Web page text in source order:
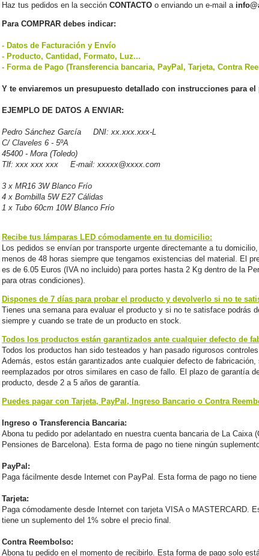
Haz tus pedidos en la sección CONTACTO o enviando un e-mail a
Para COMPRAR debes indicar:
- Datos de Facturación y Envío
- Producto, Cantidad, Formato, Luz...
- Forma de Pago (Transferencia bancaria, PayPal, Tarjeta, Contra
Y te enviaremos un presupuesto detallado con instrucciones para el
EJEMPLO DE DATOS A ENVIAR:
Pedro Sánchez García DNI: xx.xxx.xxx-L
C/ Claveles 6 - 5ºA
45400 - Mora (Toledo)
Tlf: xxx xxx xxx E-mail: xxxxx@xxxx.com
3 x MR16 3W Blanco Frío
4 x Bombilla 5W E27 Cálidas
1 x Tubo 60cm 10W Blanco Frío
Recibe tus lámparas LED cómodamente en tu domicilio:
Los pedidos se envían por transporte urgente directemante a tu
menos de 48 horas siempre que tengamos existencias del material. El
es de 6.05 Euros (IVA no incluido) para portes hasta 2 Kg dentro de la
para otras condiciones).
Dispones de 7 días para probar el producto y devolverlo si no te
Tienes una semana para evaluar el producto y si no te satisface podrás
siempre y cuando se trate de un producto en stock.
Todos los productos están garantizados ante cualquier defecto de
Todos los productos han sido testeados y han pasado rigurosos
Además, estos están garantizados ante cualquier defecto de fabricación,
reemplazados por otros similares en caso de fallo. El plazo de garantía
producto, desde 2 a 5 años de garantía.
Puedes pagar con Tarjeta, PayPal, Ingreso Bancario o Contra
Ingreso o Transferencia Bancaria:
Abona tu pedido por adelantado en nuestra cuenta bancaria de La Caixa
Pensiones de Barcelona). Esta forma de pago no tiene ningún
PayPal:
Paga fácilmente desde Internet con PayPal. Esta forma de pago no tiene
Tarjeta:
Paga cómodamente desde Internet con tarjeta VISA o MASTERCARD.
tiene un suplemento del 1% sobre el precio final.
Contra Reembolso:
Abona tu pedido en el momento de recibirlo. Esta forma de pago solo